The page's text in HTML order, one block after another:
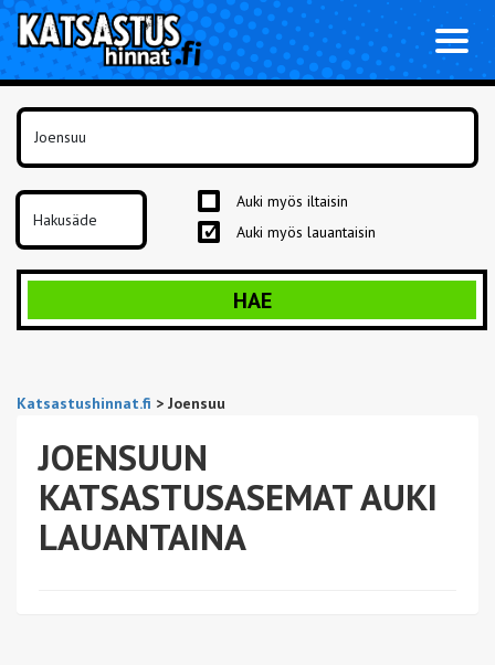
Auki myös iltaisin
Auki myös lauantaisin
HAE
Katsastushinnat.fi > Joensuu
JOENSUUN
KATSASTUSASEMAT AUKI
LAUANTAINA